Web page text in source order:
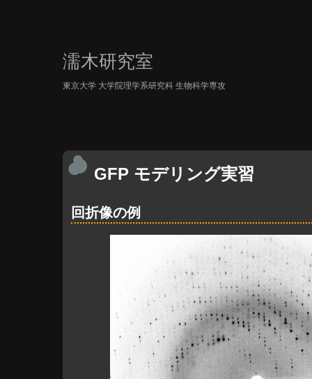
濡木研究室
東京大学 大学院理学系研究科 生物科学専攻
GFP モデリング実習
回折像の例